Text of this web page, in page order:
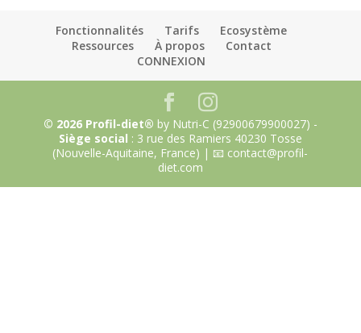
Fonctionnalités Tarifs
Ecosystème
Ressources
À propos
Contact
CONNEXION
© 2026 Profil-diet® by Nutri-C (92900679900027) -
Siège social : 3 rue des Ramiers 40230 Tosse
(Nouvelle-Aquitaine, France) | 📧 contact@profil-
diet.com